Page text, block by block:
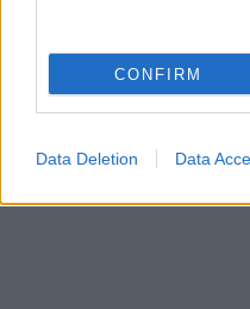
CONFIRM
Data Deletion Data